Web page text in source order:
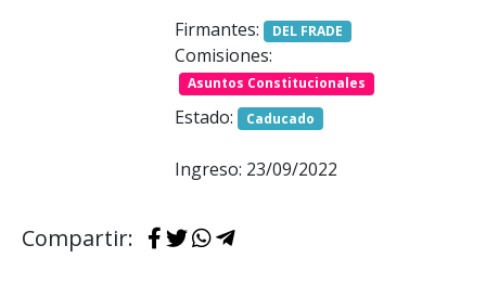
Firmantes:
DEL FRADE
Comisiones:
Asuntos Constitucionales
Estado: Caducado
Ingreso: 23/09/2022
Compartir: